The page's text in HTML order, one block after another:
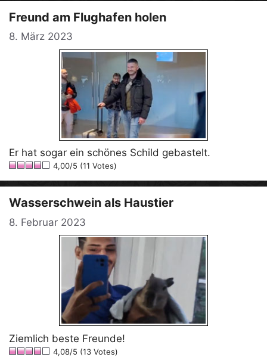
Freund am Flughafen holen
8. März 2023
Er hat sogar ein schönes Schild gebastelt.
4,00/5 (11 Votes)
Wasserschwein als Haustier
8. Februar 2023
Ziemlich beste Freunde!
4,08/5 (13 Votes)